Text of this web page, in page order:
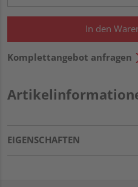
In den
Komplettangebot anfragen
EIGENSCHAFTEN